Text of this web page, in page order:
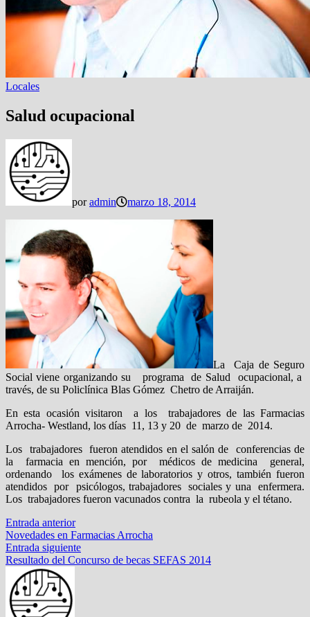
Locales
Salud ocupacional
poradmin marzo 18, 2014
La Caja de Seguro
Social viene organizando su programa de Salud ocupacional, a
través, de su Policlínica Blas Gómez Chetro de Arraiján.
En esta ocasión visitaron a los trabajadores de las Farmacias
Arrocha- Westland, los días 11, 13 y 20 de marzo de 2014.
Los trabajadores fueron atendidos en el salón de conferencias de
la farmacia en mención, por médicos de medicina general,
ordenando los exámenes de laboratorios y otros, también fueron
atendidos por psicólogos, trabajadores sociales y una enfermera.
Los trabajadores fueron vacunados contra la rubeola y el tétano.
Navegación
de
entradas
Entrada anteriorEntrada
anterior:
Novedades en Farmacias Arrocha
Entrada siguienteEntrada
siguiente:
Resultado del Concurso de becas SEFAS 2014